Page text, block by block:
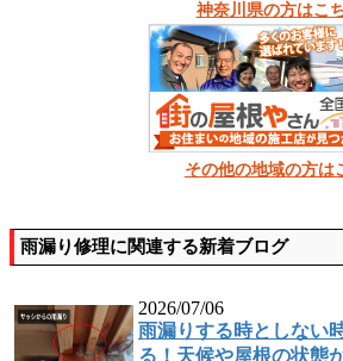
神奈川県の方はこ
その他の地域の方は
雨漏り修理に関連する新着ブログ
2026/07/06
雨漏りする時としない
る！天候や屋根の状態